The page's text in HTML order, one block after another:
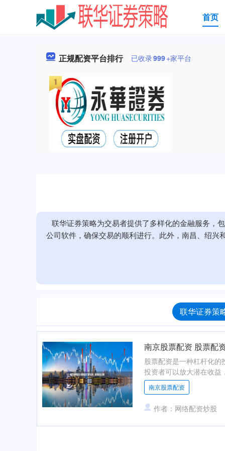
首页
正规配资平台排行 已收录999+家平台
联华证券策略为交易者提供了多样化的金融服务，
公司软件，确保交易的顺利进行。此外，南昌、绍
联华证券策
南京股票配资 股票配
股票配资是一种杠杆化
投资者可以放大潜在收
南京股票配资
作者：网络配资炒股